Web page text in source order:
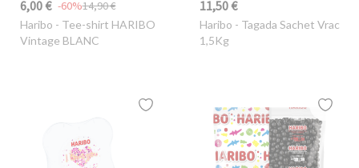
6,00 € 14,90 €
-60%
Haribo - Tee-shirt HARIBO
Vintage BLANC
11,50 €
Haribo - Tagada Sachet Vrac
1,5Kg